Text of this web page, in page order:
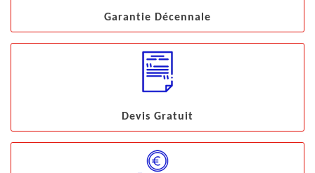
Garantie Décennale
Devis Gratuit